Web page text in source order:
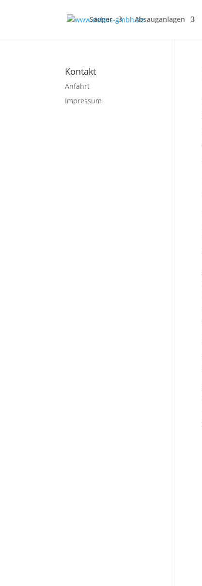
Sauger Absauganlagen
Kontakt
Anfahrt
Impressum